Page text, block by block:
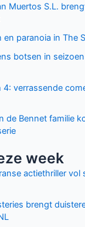
Muertos S.L.
en paranoia in The
botsen in
4: verrassende
de Bennet familie
week
actiethriller vol
brengt